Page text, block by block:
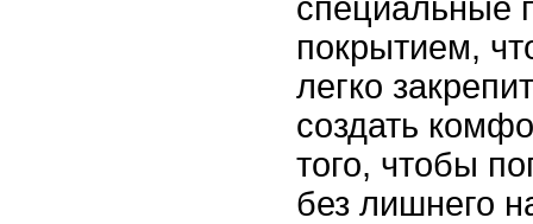
специальные
покрытием,
легко
создать
того, чтобы
без лишнего